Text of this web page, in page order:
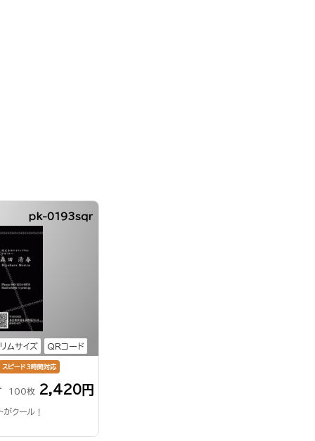
ムサイズ QRコード
pk-0193sqr
スピード3時間対応
100枚 2,420円
がクール！